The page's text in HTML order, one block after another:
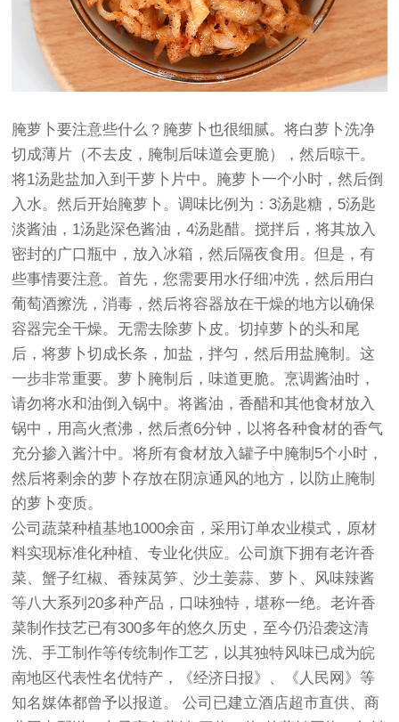
腌萝卜要注意些什么？腌萝卜也很细腻。将白萝卜洗净
切成薄片（不去皮，腌制后味道会更脆），然后晾干。
将1汤匙盐加入到干萝卜片中。腌萝卜一个小时，然后倒
入水。然后开始腌萝卜。调味比例为：3汤匙糖，5汤匙
淡酱油，1汤匙深色酱油，4汤匙醋。搅拌后，将其放入
密封的广口瓶中，放入冰箱，然后隔夜食用。但是，有
些事情要注意。首先，您需要用水仔细冲洗，然后用白
葡萄酒擦洗，消毒，然后将容器放在干燥的地方以确保
容器完全干燥。无需去除萝卜皮。切掉萝卜的头和尾
后，将萝卜切成长条，加盐，拌匀，然后用盐腌制。这
一步非常重要。萝卜腌制后，味道更脆。烹调酱油时，
请勿将水和油倒入锅中。将酱油，香醋和其他食材放入
锅中，用高火煮沸，然后煮6分钟，以将各种食材的香气
充分掺入酱汁中。将所有食材放入罐子中腌制5个小时，
然后将剩余的萝卜存放在阴凉通风的地方，以防止腌制
的萝卜变质。
公司蔬菜种植基地1000余亩，采用订单农业模式，原材
料实现标准化种植、专业化供应。公司旗下拥有老许香
菜、蟹子红椒、香辣莴笋、沙土姜蒜、萝卜、风味辣酱
等八大系列20多种产品，口味独特，堪称一绝。老许香
菜制作技艺已有300多年的悠久历史，至今仍沿袭这清
洗、手工制作等传统制作工艺，以其独特风味已成为皖
南地区代表性名优特产，《经济日报》、《人民网》等
知名媒体都曾予以报道。 公司已建立酒店超市直供、商